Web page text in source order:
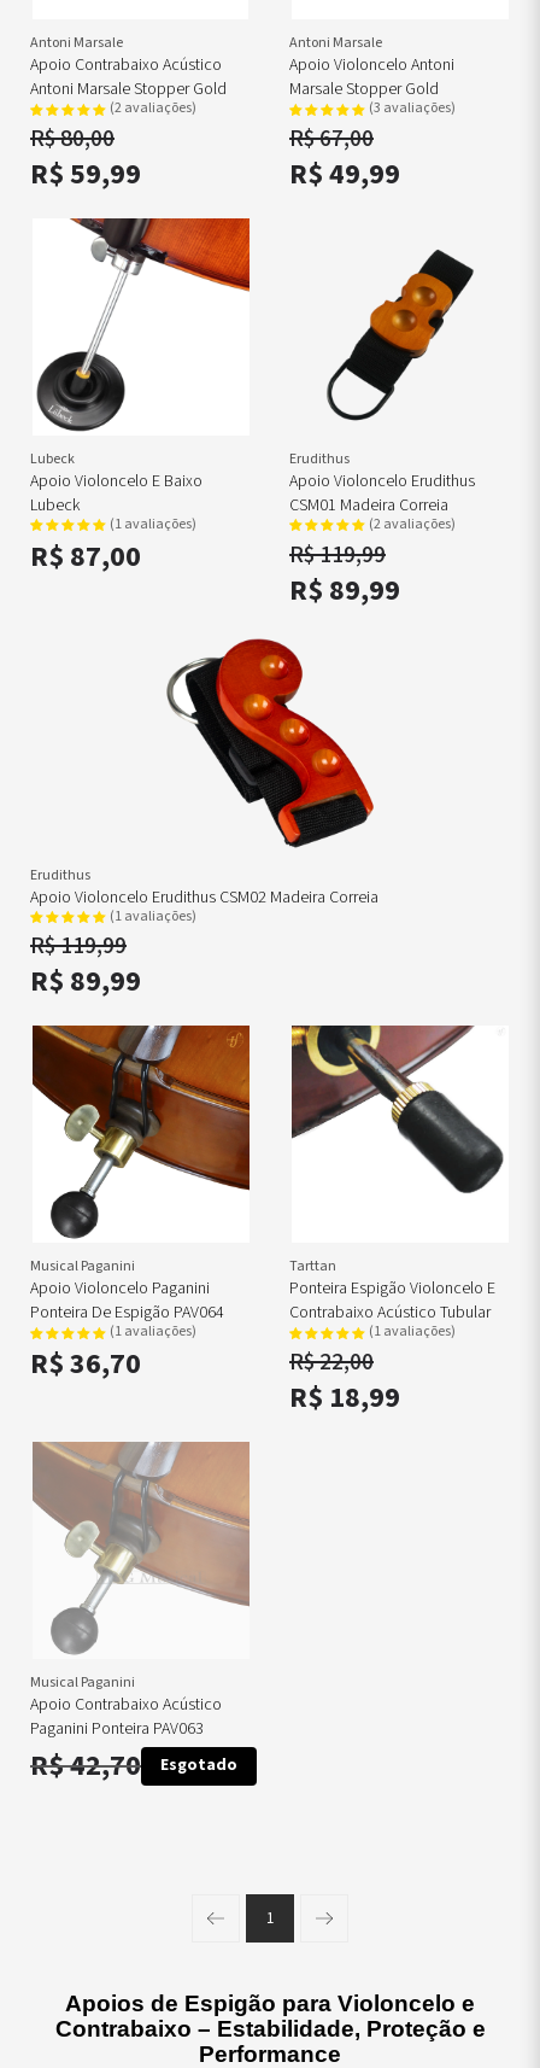
Antoni Marsale
Apoio Contrabaixo Acústico
Antoni Marsale Stopper Gold
(2 avaliações)
R$ 80,00
R$ 59,99
Antoni Marsale
Apoio Violoncelo Antoni
Marsale Stopper Gold
(3 avaliações)
R$ 67,00
R$ 49,99
Lubeck
Apoio Violoncelo E Baixo
Lubeck
(1 avaliações)
R$ 87,00
Erudithus
Apoio Violoncelo Erudithus
CSM01 Madeira Correia
(2 avaliações)
R$ 119,99
R$ 89,99
Erudithus
Apoio Violoncelo Erudithus CSM02 Madeira Correia
(1 avaliações)
R$ 119,99
R$ 89,99
Musical Paganini
Apoio Violoncelo Paganini
Ponteira De Espigão PAV064
(1 avaliações)
R$ 36,70
Tarttan
Ponteira Espigão Violoncelo E
Contrabaixo Acústico Tubular
(1 avaliações)
R$ 22,00
R$ 18,99
Musical Paganini
Apoio Contrabaixo Acústico
Paganini Ponteira PAV063
R$ 42,70 Esgotado
Página anterior
1 Próxima página
Apoios de Espigão para Violoncelo e
Contrabaixo – Estabilidade, Proteção e
Performance